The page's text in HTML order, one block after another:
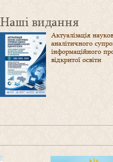
Наші видання
Актуалізація
аналітичного
інформаційного
відкритої освіти